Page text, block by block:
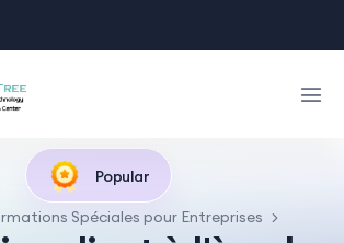
Popular
Spéciales pour Entreprises